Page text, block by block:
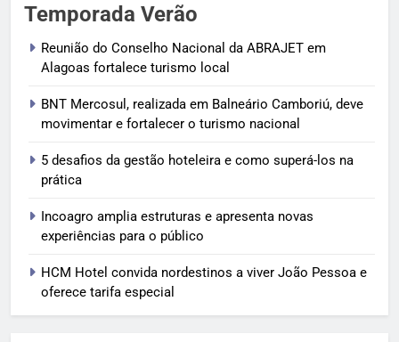
Temporada Verão
Reunião do Conselho Nacional da ABRAJET em
Alagoas fortalece turismo local
BNT Mercosul, realizada em Balneário Camboriú, deve
movimentar e fortalecer o turismo nacional
5 desafios da gestão hoteleira e como superá-los na
prática
Incoagro amplia estruturas e apresenta novas
experiências para o público
HCM Hotel convida nordestinos a viver João Pessoa e
oferece tarifa especial